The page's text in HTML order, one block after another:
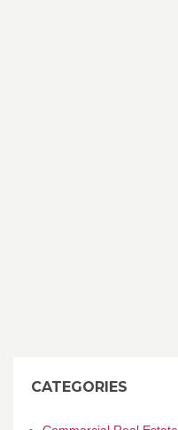
CATEGORIES